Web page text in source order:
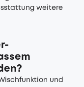
weitere
und